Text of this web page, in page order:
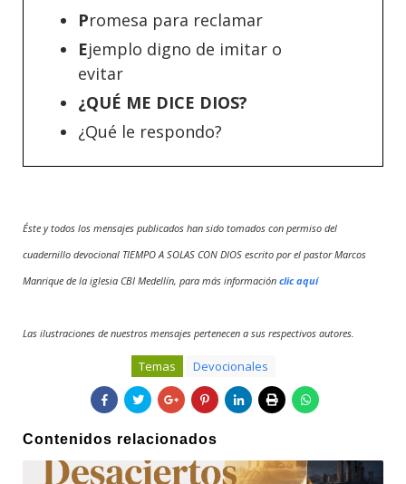
Promesa para reclamar
Ejemplo digno de imitar o
evitar
¿QUÉ ME DICE DIOS?
¿Qué le respondo?
Éste y todos los mensajes publicados han sido tomados con permiso del
cuadernillo devocional TIEMPO A SOLAS CON DIOS escrito por el pastor Marcos
Manrique de la iglesia CBI Medellín, para más información clic aquí
Las ilustraciones de nuestros mensajes pertenecen a sus respectivos autores.
Temas Devocionales
Contenidos relacionados